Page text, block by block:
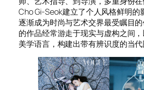
Cho Gi-Seok建立了个人风格鲜明的
逐渐成为时尚与艺术交界最受瞩目
的作品经常游走于现实与虚构之间
美学语言，构建出带有辨识度的当代